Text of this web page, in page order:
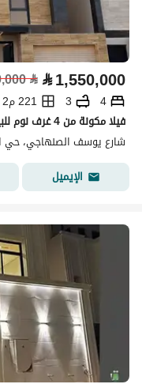
⃁1,550,000
⃁
4
3
221 م2
فيلا مكونة من 4 غرف نوم للبيع في الأندلس، الرياض
شارع يوسف الصنهاجي، حي
الإيميل